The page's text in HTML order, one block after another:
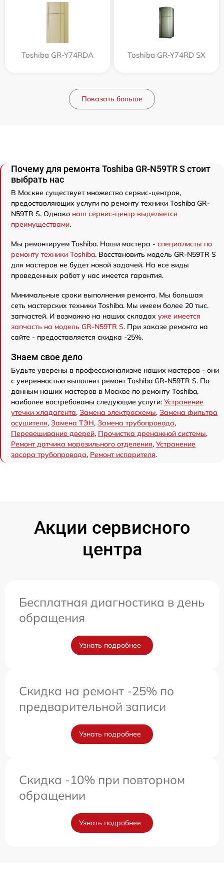
Toshiba GR-Y74RDA Toshiba GR-Y74RD SX
Показать больше
Почему для ремонта Toshiba GR-N59TR S стоит
выбрать нас
В Москве существует множество сервис-центров,
предоставляющих услуги по ремонту техники Toshiba GR-
N59TR S. Однако наш сервис-центр выделяется
преимуществами.
Мы ремонтируем Toshiba. Наши мастера - специалисты по
ремонту техники Toshiba. Восстановить модель GR-N59TR S
для мастеров не будет новой задачей. На все виды
проведенных работ у нас имеется гарантия.
Минимальные сроки выполнения ремонта. Мы большая
сеть мастерских техники Toshiba. Мы имеем более 20 тыс.
запчастей. И возможно на наших складах уже имеется
запчасть на модель GR-N59TR S. При заказе ремонта на
сайте - предоставляется скидка -25%.
Знаем свое дело
Будьте уверены в профессионализме наших мастеров - они
с уверенностью выполнят ремонт Toshiba GR-N59TR S. По
данным наших мастеров в Москве по ремонту Toshiba,
наиболее востребованы следующие услуги: Устранение
утечки хладагента, Замена электросхемы, Замена фильтра
осушителя, Замена ТЭН, Замена трубопровода,
Перевешивание дверей, Прочистка дренажной системы,
Ремонт датчика морозильного отделения, Устранение
засора трубопровода, Ремонт испарителя.
Акции сервисного
центра
Бесплатная диагностика в день
обращения
Узнать подробнее
Скидка на ремонт -25% по
предварительной записи
Узнать подробнее
Скидка -10% при повторном
обращении
Узнать подробнее